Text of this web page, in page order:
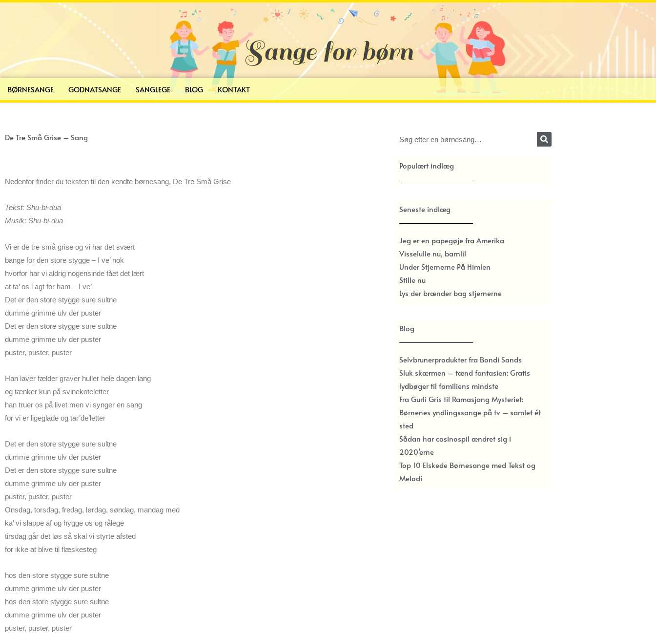
Sange for børn
BØRNESANGE GODNATSANGE SANGLEGE BLOG KONTAKT
De Tre Små Grise – Sang
Nedenfor finder du teksten til den kendte børnesang, De Tre Små Grise
Tekst: Shu-bi-dua
Musik: Shu-bi-dua
Vi er de tre små grise og vi har det svært
bange for den store stygge – I ve’ nok
hvorfor har vi aldrig nogensinde fået det lært
at ta’ os i agt for ham – I ve’
Det er den store stygge sure sultne
dumme grimme ulv der puster
Det er den store stygge sure sultne
dumme grimme ulv der puster
puster, puster, puster
Han laver fælder graver huller hele dagen lang
og tænker kun på svinekoteletter
han truer os på livet men vi synger en sang
for vi er ligeglade og tar’de’letter
Det er den store stygge sure sultne
dumme grimme ulv der puster
Det er den store stygge sure sultne
dumme grimme ulv der puster
puster, puster, puster
Onsdag, torsdag, fredag, lørdag, søndag, mandag med
ka’ vi slappe af og hygge os og rålege
tirsdag går det løs så skal vi styrte afsted
for ikke at blive til flæskesteg
hos den store stygge sure sultne
dumme grimme ulv der puster
hos den store stygge sure sultne
dumme grimme ulv der puster
puster, puster, puster
Søg
Populært indlæg
Seneste indlæg
Jeg er en papegøje fra Amerika
Visselulle nu, barnlil
Under Stjernerne På Himlen
Stille nu
Lys der brænder bag stjernerne
Blog
Selvbrunerprodukter fra Bondi Sands
Sluk skærmen – tænd fantasien: Gratis
lydbøger til familiens mindste
Fra Gurli Gris til Ramasjang Mysteriet:
Børnenes yndlingssange på tv – samlet ét
sted
Sådan har casinospil ændret sig i
2020’erne
Top 10 Elskede Børnesange med Tekst og
Melodi